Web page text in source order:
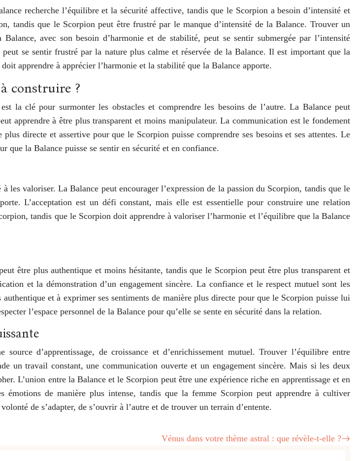
recherche l’équilibre et la sécurité affective, tandis que le Scorpion a besoin d’intensité et
tandis que le Scorpion peut être frustré par le manque d’intensité de la Balance. Trouver un
avec son besoin d’harmonie et de stabilité, peut se sentir submergée par l’intensité
se sentir frustré par la nature plus calme et réservée de la Balance. Il est important que la
apprendre à apprécier l’harmonie et la stabilité que la Balance apporte.
construire ?
la clé pour surmonter les obstacles et comprendre les besoins de l’autre. La Balance peut
apprendre à être plus transparent et moins manipulateur. La communication est le fondement
directe et assertive pour que le Scorpion puisse comprendre ses besoins et ses attentes. Le
que la Balance puisse se sentir en sécurité et en confiance.
les valoriser. La Balance peut encourager l’expression de la passion du Scorpion, tandis que le
L’acceptation est un défi constant, mais elle est essentielle pour construire une relation
tandis que le Scorpion doit apprendre à valoriser l’harmonie et l’équilibre que la Balance
être plus authentique et moins hésitante, tandis que le Scorpion peut être plus transparent et
et la démonstration d’un engagement sincère. La confiance et le respect mutuel sont les
et à exprimer ses sentiments de manière plus directe pour que le Scorpion puisse lui
l’espace personnel de la Balance pour qu’elle se sente en sécurité dans la relation.
d’apprentissage, de croissance et d’enrichissement mutuel. Trouver l’équilibre entre
un travail constant, une communication ouverte et un engagement sincère. Mais si les deux
L’union entre la Balance et le Scorpion peut être une expérience riche en apprentissage et en
émotions de manière plus intense, tandis que la femme Scorpion peut apprendre à cultiver
de s’adapter, de s’ouvrir à l’autre et de trouver un terrain d’entente.
Vénus dans votre thème astral : que révèle-t-elle ?